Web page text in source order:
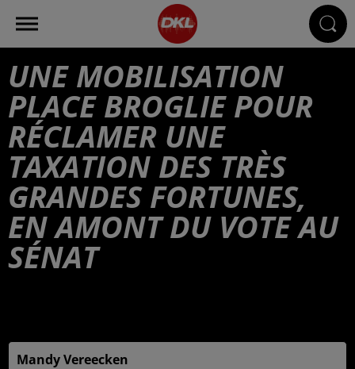
UNE MOBILISATION
PLACE BROGLIE POUR
RÉCLAMER UNE
TAXATION DES TRÈS
GRANDES FORTUNES,
EN AMONT DU VOTE AU
SÉNAT
Mandy Vereecken